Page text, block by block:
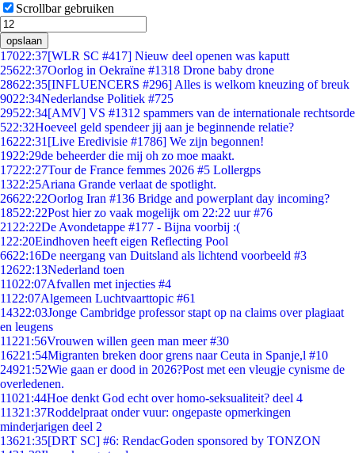
Scrollbar gebruiken
opslaan
17022:37[WLR SC #417] Nieuw deel openen was kaputt
25622:37Oorlog in Oekraïne #1318 Drone baby drone
28622:35[INFLUENCERS #296] Alles is welkom kneuzing of breuk
9022:34Nederlandse Politiek #725
29522:34[AMV] VS #1312 spammers van de internationale rechtsorde
522:32Hoeveel geld spendeer jij aan je beginnende relatie?
16222:31 [Live Eredivisie #1786] We zijn begonnen!
1922:29de beheerder die mij oh zo moe maakt.
17222:27Tour de France femmes 2026 #5 Lollergps
1322:25Ariana Grande verlaat de spotlight.
26622:22Oorlog Iran #136 Bridge and powerplant day incoming?
18522:22Post hier zo vaak mogelijk om 22:22 uur #76
21 22:22De Avondetappe #177 - Bijna voorbij :(
1 22:20Eindhoven heeft eigen Reflecting Pool
6622:16De neergang van Duitsland als lichtend voorbeeld #3
12622:13Nederland toen
11022:07Afvallen met injecties #4
11 22:07Algemeen Luchtvaarttopic #61
14322:03Jonge Cambridge professor stapt op na claims over plagiaat
en leugens
11221:56Vrouwen willen geen man meer #30
16221:54Migranten breken door grens naar Ceuta in Spanje,l #10
24921:52Wie gaan er dood in 2026?Post met een vleugje cynisme de
overledenen.
11021:44Hoe denkt God echt over homo-seksualiteit? deel 4
11321:37Roddelpraat onder vuur: ongepaste opmerkingen
minderjarigen deel 2
13621:35[DRT SC] #6: RendacGoden sponsored by TONZON